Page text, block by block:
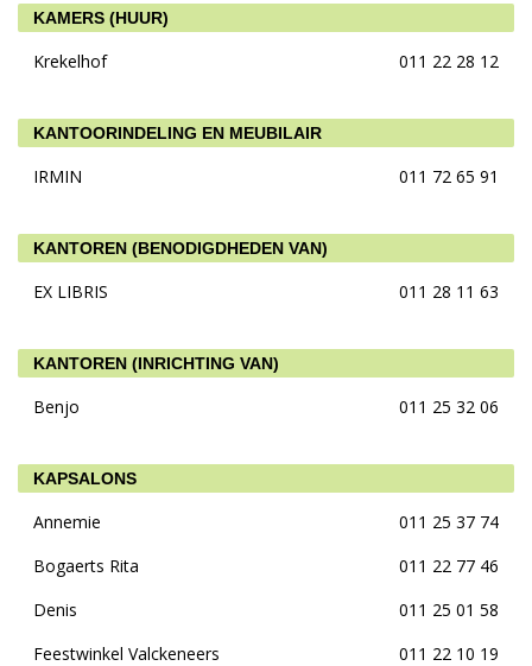
KAMERS (HUUR)
Krekelhof 011 22 28 12
KANTOORINDELING EN MEUBILAIR
IRMIN 011 72 65 91
KANTOREN (BENODIGDHEDEN VAN)
EX LIBRIS 011 28 11 63
KANTOREN (INRICHTING VAN)
Benjo 011 25 32 06
KAPSALONS
Annemie
011 25 37 74
Bogaerts Rita
011 22 77 46
Denis
011 25 01 58
Feestwinkel Valckeneers
011 22 10 19